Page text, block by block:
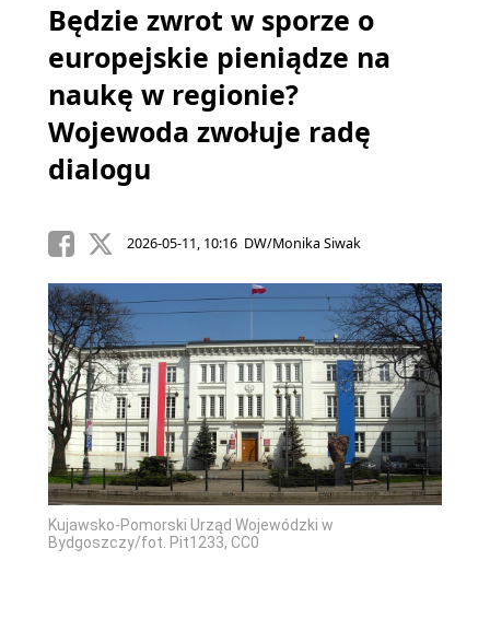
Będzie zwrot w sporze o
europejskie pieniądze na
naukę w regionie?
Wojewoda zwołuje radę
dialogu
2026-05-11, 10:16 DW/Monika Siwak
Kujawsko-Pomorski Urząd Wojewódzki w
Bydgoszczy/fot. Pit1233, CC0